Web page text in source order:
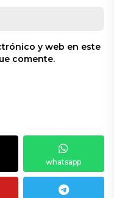
y web en este
comente.
whatsapp